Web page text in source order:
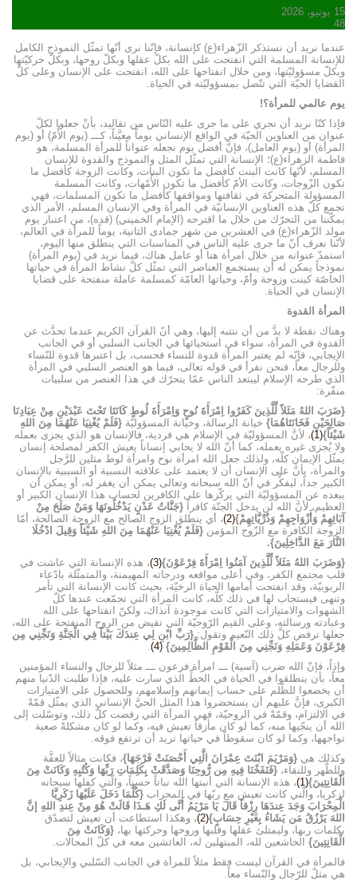
15 يونيو، 2026
48
عندما نريد أن نستذكر الزّهراء(ع) كإنسانة، فإنّنا نرى أنّها تمثّل النموذج الكامل
للإنسانة المسلمة التي انفتحت على الله بكلّ عقلها وبكلّ روحها، وبكلّ حركيّتها
وبكلّ مسؤوليّتها، ومن خلال انفتاحها على الله، انفتحت على الإنسان وعلى كلّ
القضايا الحيّة التي تتّصل بمسؤوليّته في الحياة.
يوم عالمي للمرأة؟!
فإذا كنّا نريد أن نجري على ما جرى عليه النّاس من تقاليد، بأنْ جعلوا لكلّ
عنوان من العناوين الحيّة في الواقع الإنساني يوماً معيَّناً، كـــ (يوم الأُمّ) أو (يوم
المرأة) أو (يوم العامل)، فإنَّ أفضل يوم نجعله عنواناً للمرأة المسلمة، هو
فاطمة الزهراء(ع)؛ الإنسانة التي تمثّل المثل والنموذج والقدوة للإنسان
المسلم، لأنّها كانت البنت كأفضل ما تكون البنات، وكانت الزوجة كأفضل ما
تكون الزّوجات، وكانت الأمّ كأفضل ما تكون الأُمّهات، وكانت المسلمة
المسؤولة المتحركة في ثقافتها ومواقفها كأفضل ما تكون المسلمات، فهي
تجمع كلّ هذه العناوين الإنسانيّة في المرأة وفي الإنسان المسلم، الأمر الذي
يمكّننا من التحرّك من خلال ما اقترحه (الإمام الخميني) (قده)، من اعتبار يوم
مولد الزّهراء(ع) في العشرين من شهر جمادى الثانية، يوماً للمرأة في العالم،
لأنّنا نعرف أنّ ما جرى عليه الناس في المناسبات التي ينطلق منها اليوم،
استمدّ عنوانه من خلال امرأة هنا أو عامل هناك، فيما نريد في (يوم المرأة)
نموذجاً يمكن له أن يستجمع العناصر التي تمثّل كلّ نشاط المرأة في حياتها
الخاصّة كبنت وزوجة وأمّ، وحياتها العامّة كمسلمة عاملة منفتحة على قضايا
الإنسان في الحياة.
المرأة القدوة
وهناك نقطة لا بدَّ من أن ننتبه إليها، وهي أنّ القرآن الكريم عندما تحدَّث عن
القدوة في المرأة، سواء في استحيائها في الجانب السلبي أو في الجانب
الإيجابي، فإنّه لم يعتبر المرأة قدوة للنساء فحسب، بل اعتبرها قدوة للنّساء
وللرجال معاً، فنحن نقرأ في قوله تعالى، فيما هو العنصر السلبي في المرأة
الذي طرحه الإسلام ليبتعد الناس عمّا يتحرّك في هذا العنصر من سلبيات
منفّرة:
{ضَرَبَ اللهُ مَثَلاً لِّلَّذِينَ كَفَرُوا اِمْرَأَةَ نُوحٍ وَاِمْرَأَةَ لُوطٍ كَانَتَا تَحْتَ عَبْدَيْنِ مِنْ عِبَادِنَا
صَالِحَيْنِ فَخَانَتَاهُمَا} خيانة الرسالة، وخيانة المسؤوليّة {فَلَمْ يُغْنِيَا عَنْهُمَا مِنَ اللهِ
شَيْئاً}(1)
، لأنَّ المسؤوليّة في الإسلام هي فردية، فالإنسان هو الذي يجزى بعمله
ولا يُجزى غيره بعمله، كما أنّ الله لا يحابي إنساناً يعيش الكفر لمصلحة إنسان
يمثّل الإيمان كلّه، ولذلك جعل الله امرأة نوح وامرأة لوط مثلين للرَّجل
والمرأة، بأنَّ على الإنسان أن لا يعتمد على علاقته النسبية أو السببية بالإنسان
الكبير جداً، ليفكِّر في أنّ الله سبحانه وتعالى يمكن أن يغفر له، أو يمكن أن
يبعده عن المسؤوليّة التي يركّزها على الكافرين لحساب هذا الإنسان الكبير أو
العظيم، لأنَّ الله لن يدخل الجنّة كافراً {جَنَّاتُ عَدْنٍ يَدْخُلُونَهَا وَمَنْ صَلَحَ مِنْ
آبَائِهِمْ وَأَزْوَاجِهِمْ وَذُرِّيَّاتِهِمْ}(2)
، أي ينطلق الزوج الصالح مع الزوجة الصالحة، أمّا
الزوجة الكافرة مع الزّوج المؤمن {فَلَمْ يُغْنِيَا عَنْهُمَا مِنَ اللهِ شَيْئاً وَقِيلَ ادْخُلَا
النَّارَ مَعَ الدَّاخِلِينَ}.
{وَضَرَبَ اللهُ مَثَلاً لِّلَّذِينَ آمَنُوا اِمْرَأَةَ فِرْعَوْنَ}(3)
، هذه الإنسانة التي عاشت في
قلب مجتمع الكفر، وفي أعلى مواقعه ودرجاته المهيمنة، والمتمثّلة بادّعاء
الربوبيّة، وقد انفتحت أمامها الحياة الرخيّة، بحيث كانت الإنسانة التي تأمر
وتنهى فيستجاب لها في ذلك كلّه، كانت المرأة التي تجمّعت عندها كلّ
الشهوات والامتيازات التي كانت موجودة آنذاك، ولكنّ انفتاحها على الله
وعبادته ورسالته، وعلى القيم الرّوحيّة التي تفيض من الروح المنفتحة على الله،
جعلها ترفض كلَّ ذلك النّعيم وتقول:{رَبِّ ابْنِ لِي عِندَكَ بَيْتاً فِي الْجَنَّةِ وَنَجِّنِي مِن
فِرْعَوْنَ وَعَمَلِهِ وَنَجِّنِي مِنَ الْقَوْمِ الظَّالِمِينَ} (4)
.
وإذاً، فإنّ الله ضرب (آسية) ـــ امرأة فرعون ـــ مثلاً للرجال والنساء المؤمنين
معاً، بأن ينطلقوا في الحياة في الخطِّ الذي سارت عليه، فإذا طلبت الدّنيا منهم
أن يخضعوا للظّلم على حساب إيمانهم وإسلامهم، وللحصول على الامتيازات
الكبرى، فإنَّ عليهم أن يستحضروا هذا المثل الحيَّ الإنساني الذي يمثّل قمّةً
في الالتزام، وقمّةً في الروحيّة، فهي المرأة التي رفضت كلّ ذلك، وتوسّلت إلى
الله أن ينجّيها منه، كما لو كان مأزقاً تعيش فيه، وكما لو كان مشكلةً صعبة
تواجهها، وكما لو كان سقوطاً في حياتها تريد أن ترتفع فوقه.
وكذلك هي {وَمَرْيَمَ ابْنَتَ عِمْرَانَ الَّتِي أَحْصَنَتْ فَرْجَهَا}، فكانت مثالاً للعفَّة
وللطّهر وللنقاء، {فَنَفَخْنَا فِيهِ مِن رُّوحِنَا وَصَدَّقَتْ بِكَلِمَاتِ رَبِّهَا وَكُتُبِهِ وَكَانَتْ مِنَ
الْقَانِتِينَ}(1)
، هذه الإنسانة التي أنبتها الله نباتاً حسناً، والّتي كفلها سبحانه
لزكريا، والّتي كانت تعيش مع ربّها في المحراب {كُلَّمَا دَخَلَ عَلَيْهَا زَكَرِيَّا
الْمِحْرَابَ وَجَدَ عِندَهَا رِزْقاً قَالَ يَا مَرْيَمُ أَنَّى لَكِ هَـذَا قَالَتْ هُوَ مِنْ عِندِ اللهِ إنَّ
اللهَ يَرْزُقُ مَن يَشَاءُ بِغَيْرِ حِسَابٍ}(2)
، وهكذا استطاعت أن تعيش لتصدّق
بكلمات ربها، وليمتلئ عقلها وقلبها وروحها وحركتها بها، {وَكَانَتْ مِنَ
الْقَانِتِينَ} الخاشعين لله، المبتهلين له، العائشين معه في كلّ المجالات.
فالمرأة في القرآن ليست فقط مثلاً للمرأة في الجانب السّلبي والإيجابي، بل
هي مثلٌ للرّجال والنّساء معاً.